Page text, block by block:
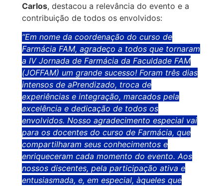
Carlos, destacou a relevância do evento e a
contribuição de todos os envolvidos:
“Em nome da coordenação do curso de
Farmácia FAM, agradeço a todos que tornaram
a IV Jornada de Farmácia da Faculdade FAM
(JOFFAM) um grande sucesso! Foram três dias
intensos de aPrendizado, troca de
experiências e integração, marcados pela
excelência e dedicação de todos os
envolvidos. Nosso agradecimento especial vai
para os docentes do curso de Farmácia, que
compartilharam seus conhecimentos e
enriqueceram cada momento do evento. Aos
nossos discentes, pela participação ativa e
entusiasmada, e, em especial, àqueles que